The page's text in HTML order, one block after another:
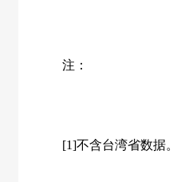
注：
[1]不含台湾省数据。